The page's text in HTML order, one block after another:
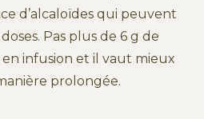
d’alcaloïdes qui peuvent
Pas plus de 6 g de
infusion et il vaut mieux
prolongée.